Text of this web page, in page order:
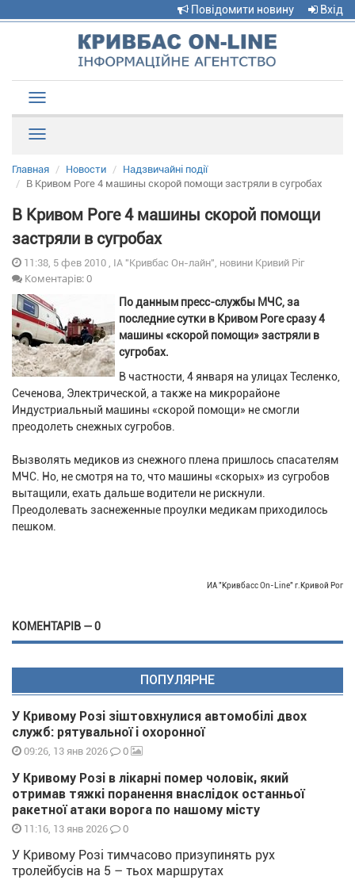
Повідомити новину Вхід
navigation
Главная Новости
Надзвичайні події
В Кривом Роге 4 машины скорой помощи застряли в сугробах
В Кривом Роге 4 машины скорой помощи
застряли в сугробах
11:38, 5 фев 2010 , ІА "Кривбас Он-лайн", новини Кривий Ріг
Коментарів: 0
По данным пресс-службы МЧС, за
последние сутки в Кривом Роге сразу 4
машины «скорой помощи» застряли в
сугробах.
В частности, 4 января на улицах Тесленко,
Сеченова, Электрической, а также на микрорайоне
Индустриальный машины «скорой помощи» не смогли
преодолеть снежных сугробов.
Вызволять медиков из снежного плена пришлось спасателям
МЧС. Но, не смотря на то, что машины «скорых» из сугробов
вытащили, ехать дальше водители не рискнули.
Преодолевать заснеженные проулки медикам приходилось
пешком.
ИА "Кривбасс On-Line" г.Кривой Рог
КОМЕНТАРІВ — 0
ПОПУЛЯРНЕ
У Кривому Розі зіштовхнулися автомобілі двох
служб: рятувальної і охоронної
09:26, 13 янв 2026 0
У Кривому Розі в лікарні помер чоловік, який
отримав тяжкі поранення внаслідок останньої
ракетної атаки ворога по нашому місту
11:16, 13 янв 2026 0
У Кривому Розі тимчасово призупинять рух
тролейбусів на 5 – тьох маршрутах